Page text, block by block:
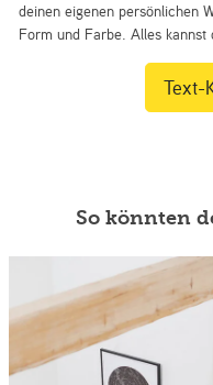
deinen eigenen persönlichen
Form und Farbe. Alles kannst
Text-
So könnten